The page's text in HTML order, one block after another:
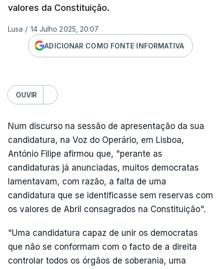
valores da Constituição.
Lusa / 14 Julho 2025, 20:07
ADICIONAR COMO FONTE INFORMATIVA
OUVIR
Num discurso na sessão de apresentação da sua
candidatura, na Voz do Operário, em Lisboa,
António Filipe afirmou que, "perante as
candidaturas já anunciadas, muitos democratas
lamentavam, com razão, a falta de uma
candidatura que se identificasse sem reservas com
os valores de Abril consagrados na Constituição".
"Uma candidatura capaz de unir os democratas
que não se conformam com o facto de a direita
controlar todos os órgãos de soberania, uma